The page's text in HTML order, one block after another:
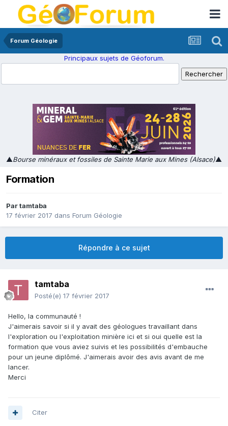
Forum Géologie
Principaux sujets de Géoforum.
▲Bourse minéraux et fossiles de Sainte Marie aux Mines (Alsace)▲
Formation
Partamtaba
17 février 2017 dans Forum Géologie
Répondre à ce sujet
tamtaba
Posté(e) 17 février 2017
Hello, la communauté !
J'aimerais savoir si il y avait des géologues travaillant dans
l'exploration ou l'exploitation minière ici et si oui quelle est la
formation que vous aviez suivis et les possibilités d'embauche
pour un jeune diplômé. J'aimerais avoir des avis avant de me
lancer.
Merci
Citer